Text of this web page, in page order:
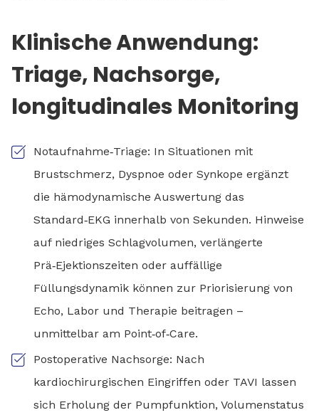
Klinische Anwendung:
Triage, Nachsorge,
longitudinales Monitoring
Notaufnahme‑Triage: In Situationen mit
Brustschmerz, Dyspnoe oder Synkope ergänzt
die hämodynamische Auswertung das
Standard‑EKG innerhalb von Sekunden. Hinweise
auf niedriges Schlagvolumen, verlängerte
Prä‑Ejektionszeiten oder auffällige
Füllungsdynamik können zur Priorisierung von
Echo, Labor und Therapie beitragen –
unmittelbar am Point‑of‑Care.
Postoperative Nachsorge: Nach
kardiochirurgischen Eingriffen oder TAVI lassen
sich Erholung der Pumpfunktion, Volumenstatus